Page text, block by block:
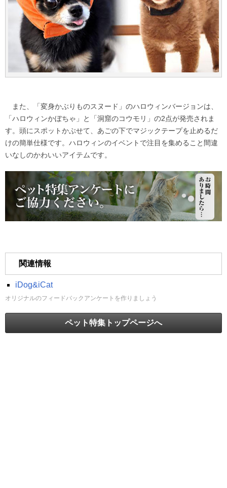
また、「変身かぶりものスヌード」のハロウィンバージョンは、
「ハロウィンかぼちゃ」と「洞窟のコウモリ」の2点が発売されま
す。頭にスポットかぶせて、あごの下でマジックテープを止めるだ
けの簡単仕様です。ハロウィンのイベントで注目を集めること間違
いなしのかわいいアイテムです。
関連情報
iDog&iCat
オリジナルのフィードバックアンケートを作りましょう
ペット特集トップページへ